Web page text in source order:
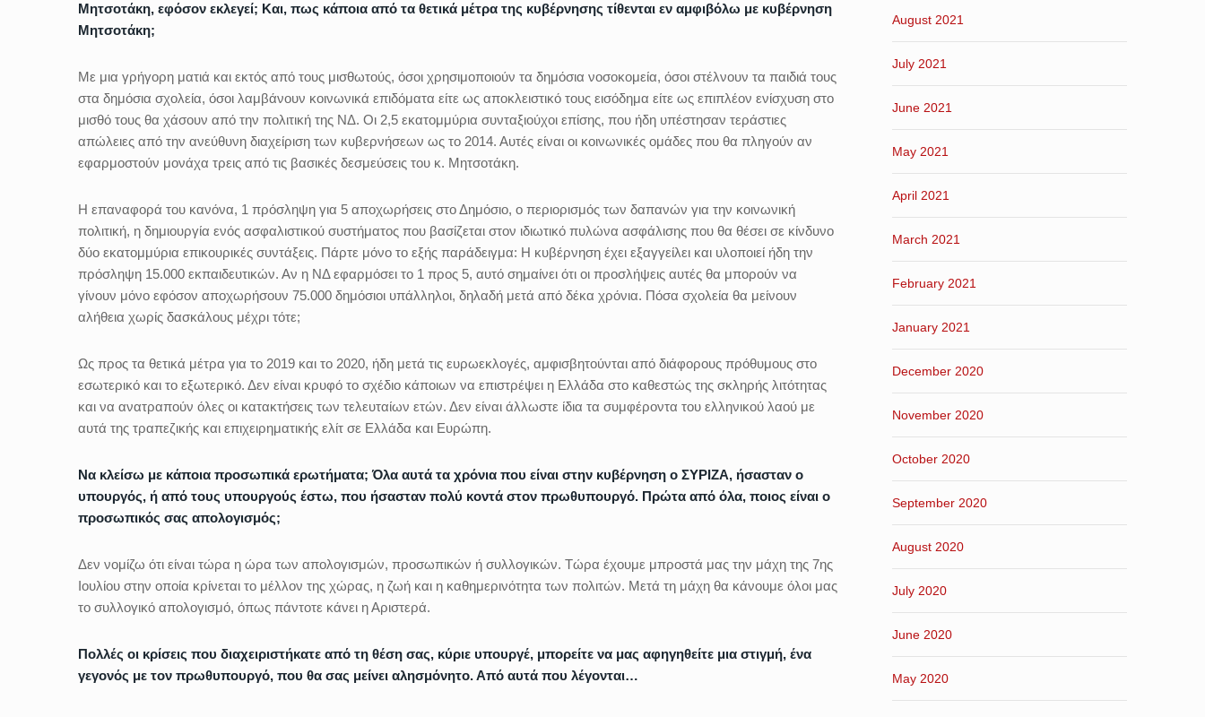
Μητσοτάκη, εφόσον εκλεγεί; Και, πως κάποια από τα θετικά μέτρα της κυβέρνησης τίθενται εν αμφιβόλω με κυβέρνηση
Μητσοτάκη;
Με μια γρήγορη ματιά και εκτός από τους μισθωτούς, όσοι χρησιμοποιούν τα δημόσια νοσοκομεία, όσοι στέλνουν τα παιδιά τους
στα δημόσια σχολεία, όσοι λαμβάνουν κοινωνικά επιδόματα είτε ως αποκλειστικό τους εισόδημα είτε ως επιπλέον ενίσχυση στο
μισθό τους θα χάσουν από την πολιτική της ΝΔ. Οι 2,5 εκατομμύρια συνταξιούχοι επίσης, που ήδη υπέστησαν τεράστιες
απώλειες από την ανεύθυνη διαχείριση των κυβερνήσεων ως το 2014. Αυτές είναι οι κοινωνικές ομάδες που θα πληγούν αν
εφαρμοστούν μονάχα τρεις από τις βασικές δεσμεύσεις του κ. Μητσοτάκη.
Η επαναφορά του κανόνα, 1 πρόσληψη για 5 αποχωρήσεις στο Δημόσιο, ο περιορισμός των δαπανών για την κοινωνική
πολιτική, η δημιουργία ενός ασφαλιστικού συστήματος που βασίζεται στον ιδιωτικό πυλώνα ασφάλισης που θα θέσει σε κίνδυνο
δύο εκατομμύρια επικουρικές συντάξεις. Πάρτε μόνο το εξής παράδειγμα: Η κυβέρνηση έχει εξαγγείλει και υλοποιεί ήδη την
πρόσληψη 15.000 εκπαιδευτικών. Αν η ΝΔ εφαρμόσει το 1 προς 5, αυτό σημαίνει ότι οι προσλήψεις αυτές θα μπορούν να
γίνουν μόνο εφόσον αποχωρήσουν 75.000 δημόσιοι υπάλληλοι, δηλαδή μετά από δέκα χρόνια. Πόσα σχολεία θα μείνουν
αλήθεια χωρίς δασκάλους μέχρι τότε;
Ως προς τα θετικά μέτρα για το 2019 και το 2020, ήδη μετά τις ευρωεκλογές, αμφισβητούνται από διάφορους πρόθυμους στο
εσωτερικό και το εξωτερικό. Δεν είναι κρυφό το σχέδιο κάποιων να επιστρέψει η Ελλάδα στο καθεστώς της σκληρής λιτότητας
και να ανατραπούν όλες οι κατακτήσεις των τελευταίων ετών. Δεν είναι άλλωστε ίδια τα συμφέροντα του ελληνικού λαού με
αυτά της τραπεζικής και επιχειρηματικής ελίτ σε Ελλάδα και Ευρώπη.
Να κλείσω με κάποια προσωπικά ερωτήματα; Όλα αυτά τα χρόνια που είναι στην κυβέρνηση ο ΣΥΡΙΖΑ, ήσασταν ο
υπουργός, ή από τους υπουργούς έστω, που ήσασταν πολύ κοντά στον πρωθυπουργό. Πρώτα από όλα, ποιος είναι ο
προσωπικός σας απολογισμός;
Δεν νομίζω ότι είναι τώρα η ώρα των απολογισμών, προσωπικών ή συλλογικών. Τώρα έχουμε μπροστά μας την μάχη της 7ης
Ιουλίου στην οποία κρίνεται το μέλλον της χώρας, η ζωή και η καθημερινότητα των πολιτών. Μετά τη μάχη θα κάνουμε όλοι μας
το συλλογικό απολογισμό, όπως πάντοτε κάνει η Αριστερά.
Πολλές οι κρίσεις που διαχειριστήκατε από τη θέση σας, κύριε υπουργέ, μπορείτε να μας αφηγηθείτε μια στιγμή, ένα
γεγονός με τον πρωθυπουργό, που θα σας μείνει αλησμόνητο. Από αυτά που λέγονται…
August 2021
July 2021
June 2021
May 2021
April 2021
March 2021
February 2021
January 2021
December 2020
November 2020
October 2020
September 2020
August 2020
July 2020
June 2020
May 2020